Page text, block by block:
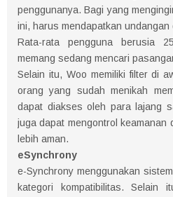
penggunanya. Bagi yang
ini, harus mendapatkan
Rata-rata pengguna berusia
memang sedang mencari
Selain itu, Woo memiliki filter di
orang yang sudah menikah
dapat diakses oleh para lajang
juga dapat mengontrol keamanan
lebih aman.
eSynchrony
e-Synchrony menggunakan
kategori kompatibilitas. Selain